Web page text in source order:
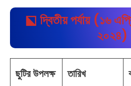
⬕ দ্বিতীয় পর্যায় (১৬
২০২৪)
ছুটির উপলক্ষ তারিখ